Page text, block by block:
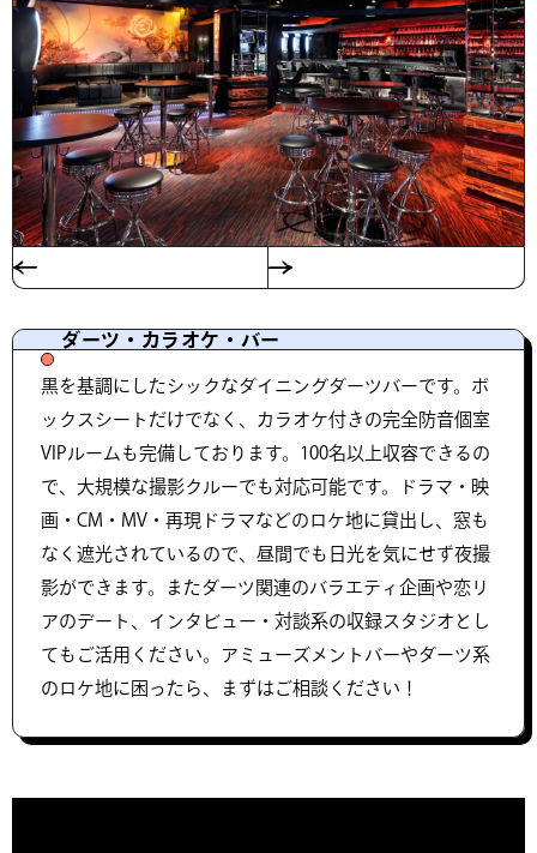
ダーツ・カラオケ・バー
黒を基調にしたシックなダイニングダーツバーです。ボ
ックスシートだけでなく、カラオケ付きの完全防音個室
VIPルームも完備しております。100名以上収容できるの
で、大規模な撮影クルーでも対応可能です。ドラマ・映
画・CM・MV・再現ドラマなどのロケ地に貸出し、窓も
なく遮光されているので、昼間でも日光を気にせず夜撮
影ができます。またダーツ関連のバラエティ企画や恋リ
アのデート、インタビュー・対談系の収録スタジオとし
てもご活用ください。アミューズメントバーやダーツ系
のロケ地に困ったら、まずはご相談ください！